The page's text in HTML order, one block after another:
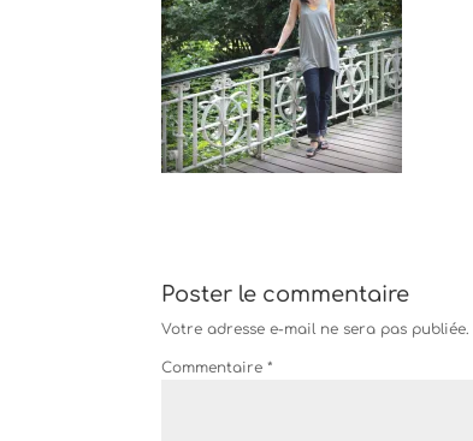
Poster le commentaire
Votre adresse e-mail ne sera pas publiée.
Commentaire*